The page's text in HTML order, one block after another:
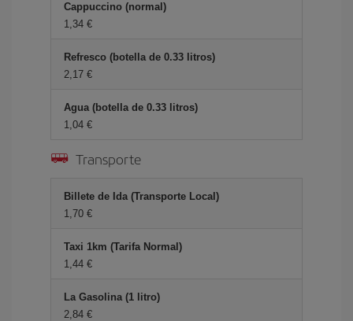
Cappuccino (normal)
1,34 €
Refresco (botella de 0.33 litros)
2,17 €
Agua (botella de 0.33 litros)
1,04 €
Transporte
Billete de Ida (Transporte Local)
1,70 €
Taxi 1km (Tarifa Normal)
1,44 €
La Gasolina (1 litro)
2,84 €